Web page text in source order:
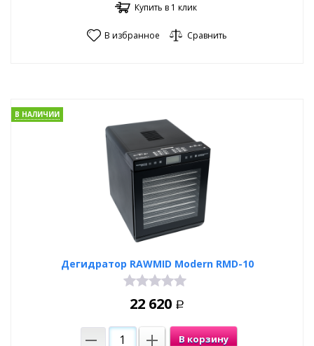
Купить в 1 клик
В избранное Сравнить
Дегидратор RAWMID Modern RMD-10
В НАЛИЧИИ
22 620 Р
В корзину